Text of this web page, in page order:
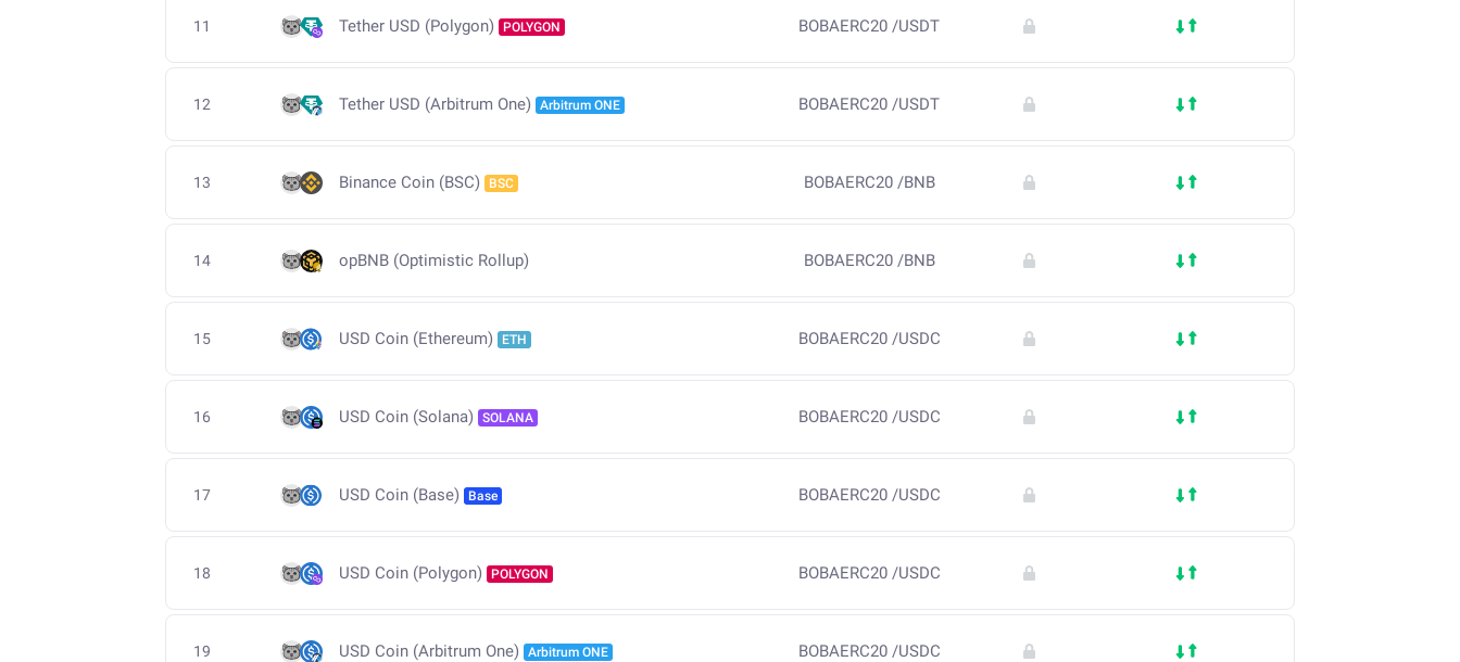
11 Tether USD (Polygon) POLYGON BOBAERC20 /USDT
12 Tether USD (Arbitrum One) Arbitrum ONE BOBAERC20 /USDT
13 Binance Coin (BSC) BSC BOBAERC20 /BNB
14 opBNB (Optimistic Rollup) BOBAERC20 /BNB
15 USD Coin (Ethereum) ETH BOBAERC20 /USDC
16 USD Coin (Solana) SOLANA BOBAERC20 /USDC
17 USD Coin (Base) Base BOBAERC20 /USDC
18 USD Coin (Polygon) POLYGON BOBAERC20 /USDC
19 USD Coin (Arbitrum One) Arbitrum ONE BOBAERC20 /USDC